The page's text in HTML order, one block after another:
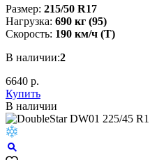
Размер: 215/50 R17
Нагрузка: 690 кг (95)
Скорость: 190 км/ч (T)
В наличии:2
6640 р.
Купить
В наличии